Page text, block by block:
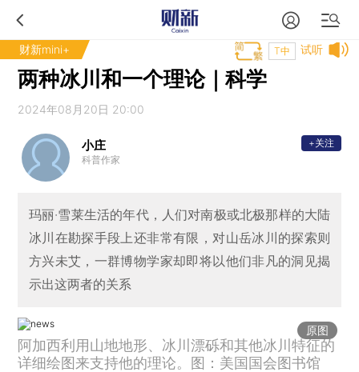
财新mini+ 试听
T中
两种冰川和一个理论｜科学
2024年08月20日 20:00
小庄
科普作家
+关注
玛丽·雪莱生活的年代，人们对南极或北极那样的大陆
冰川在勘探手段上还非常有限，对山岳冰川的探索则
方兴未艾，一群博物学家却即将以他们非凡的洞见揭
示出这两者的关系
原图
阿加西利用山地地形、冰川漂砾和其他冰川特征的
详细绘图来支持他的理论。图：美国国会图书馆